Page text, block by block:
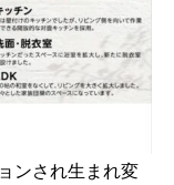
ンされ生まれ変